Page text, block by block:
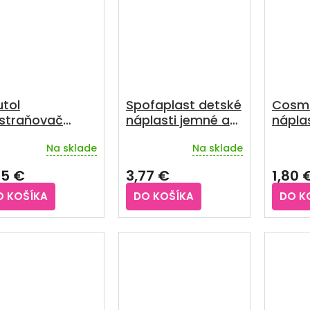
Na sklade
€
KOŠÍKA
Spofaplast detské
náplasti jemné a
produktu
je
5,0
z
5
Na sklade
3,77 €
DO KOŠÍKA
1,80
DO